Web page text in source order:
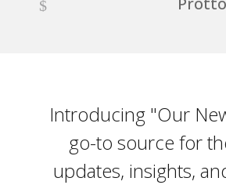
Introducing "Our
go-to source for
updates, insights,